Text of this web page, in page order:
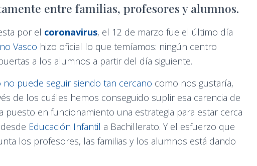
entre familias, profesores y alumnos.
por el coronavirus, el 12 de marzo fue el último día
Vasco hizo oficial lo que temíamos: ningún centro
a los alumnos a partir del día siguiente.
puede seguir siendo tan cercano como nos gustaría,
de los cuáles hemos conseguido suplir esa carencia de
puesto en funcionamiento una estrategia para estar cerca
Educación Infantil a Bachillerato. Y el esfuerzo que
los profesores, las familias y los alumnos está dando